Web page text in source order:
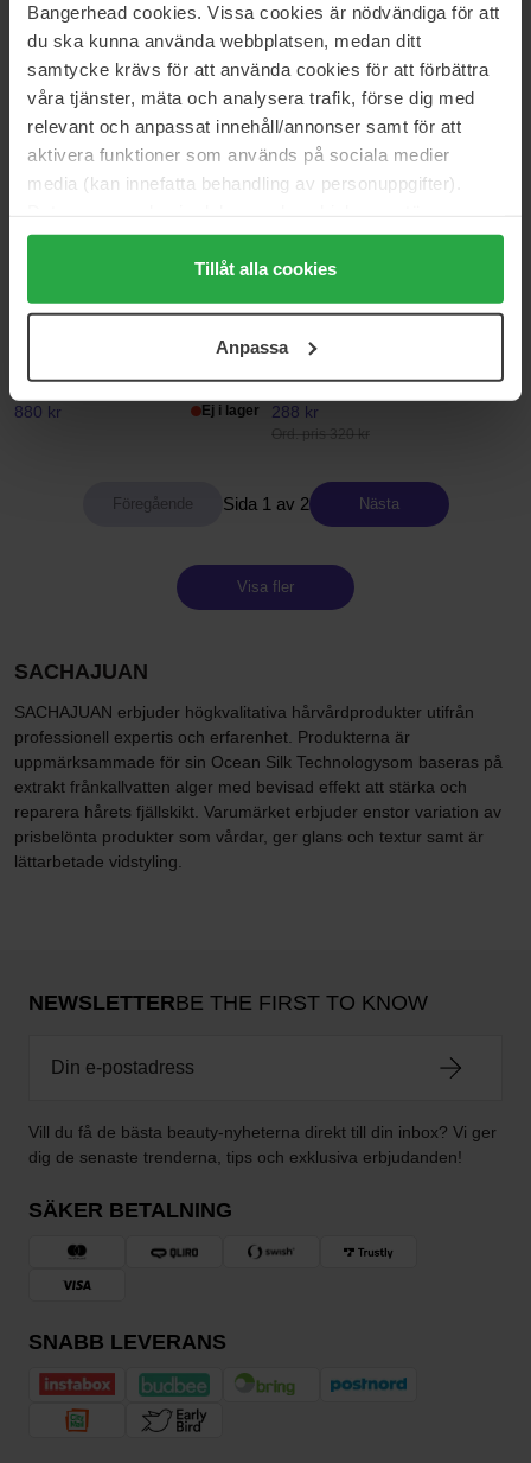
Bangerhead cookies. Vissa cookies är nödvändiga för att
du ska kunna använda webbplatsen, medan ditt
samtycke krävs för att använda cookies för att förbättra
våra tjänster, mäta och analysera trafik, förse dig med
relevant och anpassat innehåll/annonser samt för att
aktivera funktioner som används på sociala medier
media (kan innefatta behandling av personuppgifter).
Genom att trycka på "Tillåt alla cookies" accepterar du
alla cookies, medan du under "Detaljer" kan anpassa
användningen av cookies. Du kan när som helst återkalla
samt vår Integritetspolicy.
Tillåt alla cookies
Anpassa
SACHAJUAN
Thickening Conditioner
990 ml
915 kr Ej i lager
SACHAJUAN
Ocean Mist
250 ml
311 kr
Ord. pris 345 kr
SACHAJUAN
Ej i lager
SACHAJUAN
288 kr
Ocean Mist Volume Shampoo
990 ml
880 kr Ej i lager
Thickening
250 ml
288 kr
Ord. pris 320 kr
Sida 1 av 2 Nästa
Visa fler
SACHAJUAN
SACHAJUAN erbjuder högkvalitativa hårvårdprodukter utifrån
professionell expertis och erfarenhet. Produkterna är
uppmärksammade för sin Ocean Silk Technologysom baseras på
extrakt frånkallvatten alger med bevisad effekt att stärka och
reparera hårets fjällskikt. Varumärket erbjuder enstor variation av
prisbelönta produkter som vårdar, ger glans och textur samt är
lättarbetade vidstyling.
NEWSLETTERBE THE FIRST TO KNOW
Vill du få de bästa beauty-nyheterna direkt till din inbox? Vi ger
dig de senaste trenderna, tips och exklusiva erbjudanden!
SÄKER BETALNING
SNABB LEVERANS